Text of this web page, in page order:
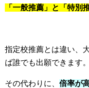
「一般推薦」と「特別
指定校推薦とは違い、
ば誰でも出願できます。
その代わりに、 倍率が